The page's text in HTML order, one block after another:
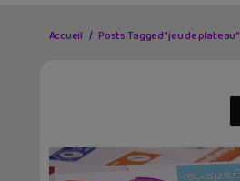
Accueil Posts Tagged "jeu de plateau"